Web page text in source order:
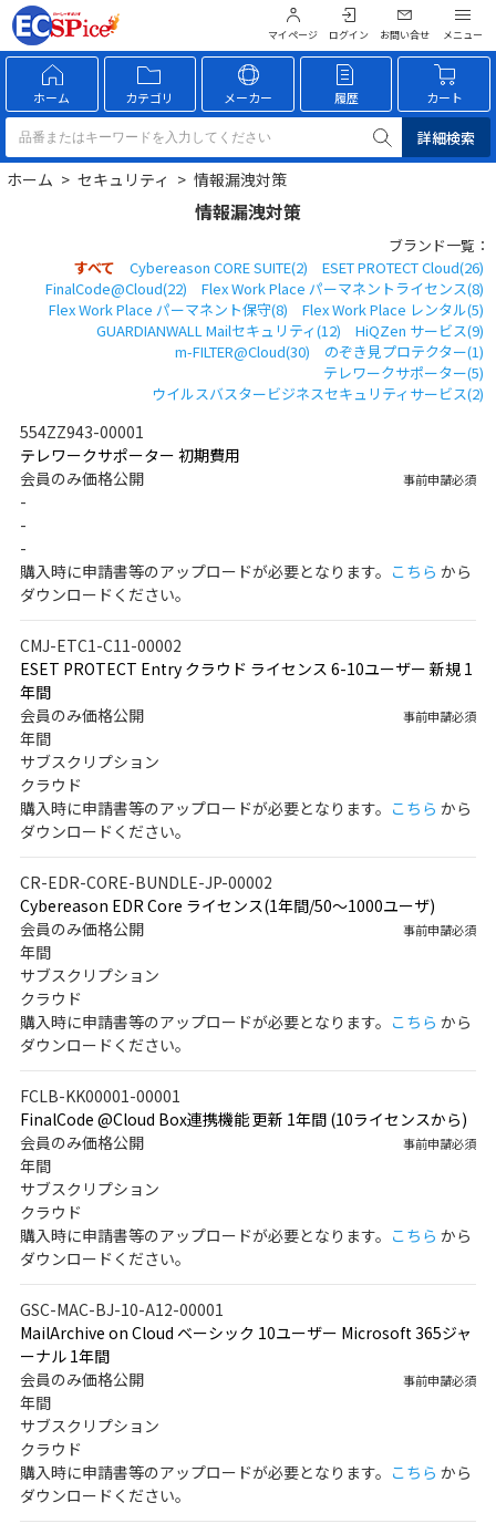
マイページ ログイン お問い合せ
ホーム カテゴリ メーカー 履歴 カート
詳細検索
ホーム > セキュリティ > 情報漏洩対策
情報漏洩対策
ブランド一覧：
すべて
Cybereason CORE SUITE(2)
ESET PROTECT Cloud(26)
FinalCode@Cloud(22)
Flex Work Place パーマネントライセンス(8)
Flex Work Place パーマネント保守(8)
Flex Work Place レンタル(5)
GUARDIANWALL Mailセキュリティ(12)
HiQZen サービス(9)
m-FILTER@Cloud(30)
のぞき見プロテクター(1)
テレワークサポーター(5)
ウイルスバスタービジネスセキュリティサービス(2)
554ZZ943-00001
テレワークサポーター 初期費用
会員のみ価格公開
事前申請必須
-
-
-
購入時に申請書等のアップロードが必要となります。 こちら から
ダウンロードください。
CMJ-ETC1-C11-00002
ESET PROTECT Entry クラウド ライセンス 6-10ユーザー 新規 1
年間
会員のみ価格公開
事前申請必須
年間
サブスクリプション
クラウド
購入時に申請書等のアップロードが必要となります。 こちら から
ダウンロードください。
CR-EDR-CORE-BUNDLE-JP-00002
Cybereason EDR Core ライセンス(1年間/50～1000ユーザ)
会員のみ価格公開
事前申請必須
年間
サブスクリプション
クラウド
購入時に申請書等のアップロードが必要となります。 こちら から
ダウンロードください。
FCLB-KK00001-00001
FinalCode @Cloud Box連携機能 更新 1年間 (10ライセンスから)
会員のみ価格公開
事前申請必須
年間
サブスクリプション
クラウド
購入時に申請書等のアップロードが必要となります。 こちら から
ダウンロードください。
GSC-MAC-BJ-10-A12-00001
MailArchive on Cloud ベーシック 10ユーザー Microsoft 365ジャ
ーナル 1年間
会員のみ価格公開
事前申請必須
年間
サブスクリプション
クラウド
購入時に申請書等のアップロードが必要となります。 こちら から
ダウンロードください。